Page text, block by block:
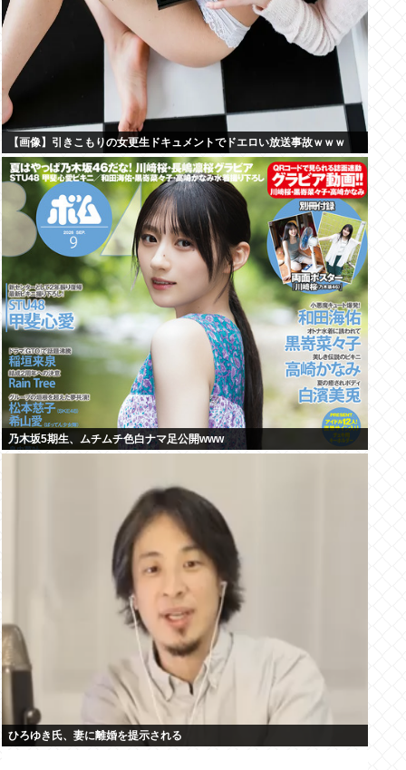
【画像】引きこもりの女更生ドキュメントでドエロい放送事故ｗｗｗ
乃木坂5期生、ムチムチ色白ナマ足公開www
ひろゆき氏、妻に離婚を提示される